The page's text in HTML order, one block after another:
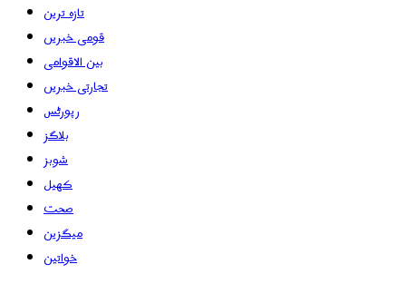
تازہ ترین
قومی خبریں
بین الاقوامی
تجارتی خبریں
رپورٹس
بلاگز
شوبز
کھیل
صحت
میگزین
خواتین